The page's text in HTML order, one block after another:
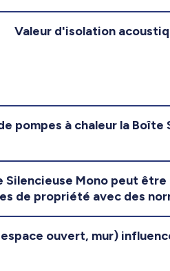
Valeur d'isolation
pompes à chaleur la Boîte
Silencieuse Mono peut
de propriété avec des
ouvert, mur)